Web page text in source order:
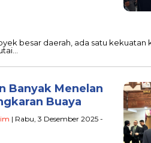
besar daerah, ada satu kekuatan
Banyak Menelan
Buaya
| Rabu, 3 Desember 2025 -